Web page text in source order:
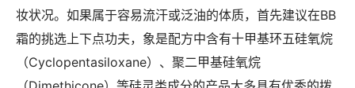
妆状况。如果属于容易流汗或泛油的体质，首先建议在BB
霜的挑选上下点功夫，象是配方中含有十甲基环五硅氧烷
（Cyclopentasiloxane）、聚二甲基硅氧烷